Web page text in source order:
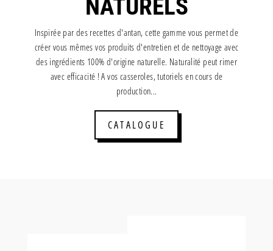
NATURELS
Inspirée par des recettes d'antan, cette gamme vous permet de
créer vous mêmes vos produits d'entretien et de nettoyage avec
des ingrédients 100% d'origine naturelle. Naturalité peut rimer
avec efficacité ! A vos casseroles, tutoriels en cours de
production...
CATALOGUE